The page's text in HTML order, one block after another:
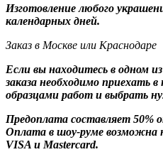
Изготовление любого
календарных дней.
Заказ в Москве или Краснодаре
Если вы находитесь в одном
заказа необходимо приехать
образцами работ и выбрать
Предоплата составляет 50%
Оплата в шоу-руме
VISA и Mastercard.